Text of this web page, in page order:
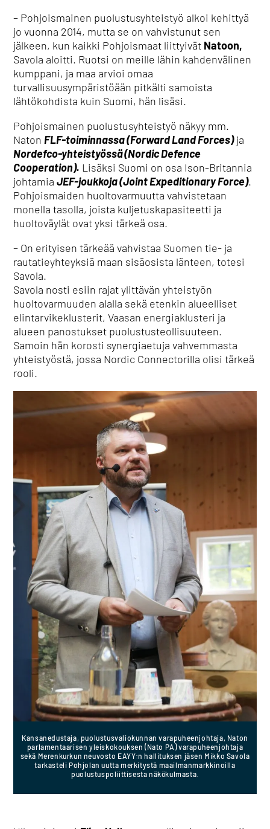
– Pohjoismainen puolustusyhteistyö alkoi kehittyä
jo vuonna 2014, mutta se on vahvistunut sen
jälkeen, kun kaikki Pohjoismaat liittyivät Natoon,
Savola aloitti. Ruotsi on meille lähin kahdenvälinen
kumppani, ja maa arvioi omaa
turvallisuusympäristöään pitkälti samoista
lähtökohdista kuin Suomi, hän lisäsi.
Pohjoismainen puolustusyhteistyö näkyy mm.
NatonFLF-toiminnassa (Forward Land Forces) ja
Nordefco-yhteistyössä (Nordic Defence
Cooperation). Lisäksi Suomi on osa Ison-Britannia
johtamiaJEF-joukkoja (Joint Expeditionary Force).
Pohjoismaiden huoltovarmuutta vahvistetaan
monella tasolla, joista kuljetuskapasiteetti ja
huoltoväylät ovat yksi tärkeä osa.
– On erityisen tärkeää vahvistaa Suomen tie- ja
rautatieyhteyksiä maan sisäosista länteen, totesi
Savola.
Savola nosti esiin rajat ylittävän yhteistyön
huoltovarmuuden alalla sekä etenkin alueelliset
elintarvikeklusterit, Vaasan energiaklusteri ja
alueen panostukset puolustusteollisuuteen.
Samoin hän korosti synergiaetuja vahvemmasta
yhteistyöstä, jossa Nordic Connectorilla olisi tärkeä
rooli.
Kansanedustaja, puolustusvaliokunnan varapuheenjohtaja, Naton
parlamentaarisen yleiskokouksen (Nato PA) varapuheenjohtaja
sekä Merenkurkun neuvosto EAYY:n hallituksen jäsen Mikko Savola
tarkasteli Pohjolan uutta merkitystä maailmanmarkkinoilla
puolustuspoliittisesta näkökulmasta.